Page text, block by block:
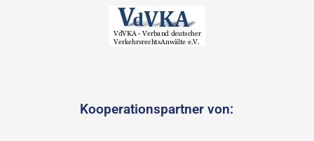
Kooperationspartner von: